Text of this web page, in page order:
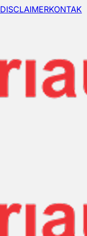
DISCLAIMERKONTAK